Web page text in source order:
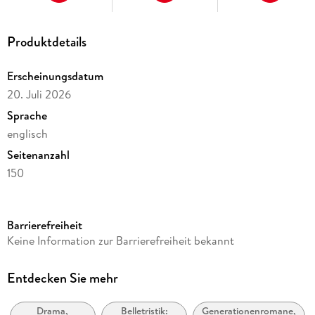
Produktdetails
Erscheinungsdatum
20. Juli 2026
Sprache
englisch
Seitenanzahl
150
Reihe
Autor/Autorin
Barrierefreiheit
Keine Information zur Barrierefreiheit bekannt
Entdecken Sie mehr
Drama,
Belletristik:
Generationenromane,